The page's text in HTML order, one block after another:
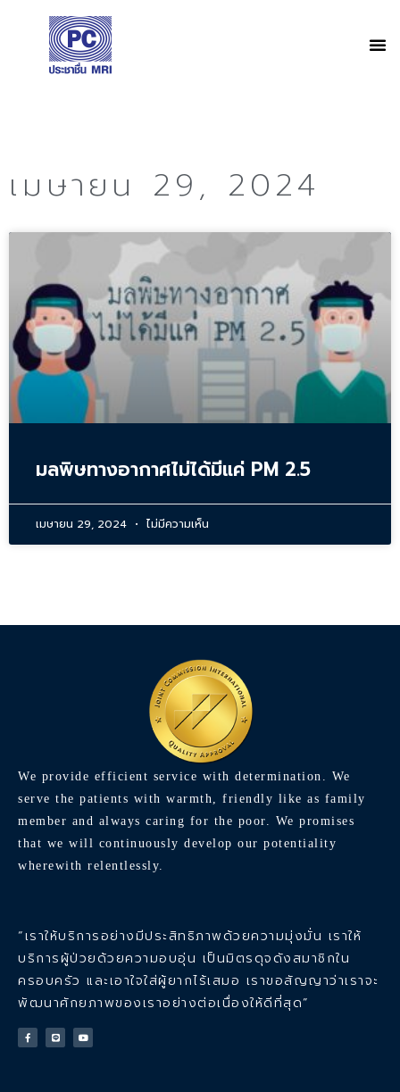
เมษายน 29, 2024
มลพิษทางอากาศไม่ได้มีแค่ PM 2.5
เมษายน 29, 2024 ไม่มีความเห็น
We provide efficient service with determination. We
serve the patients with warmth, friendly like as family
member and always caring for the poor. We promises
that we will continuously develop our potentiality
wherewith relentlessly.
“เราให้บริการอย่างมีประสิทธิภาพด้วยความมุ่งมั่น เราให้
บริการผู้ป่วยด้วยความอบอุ่น เป็นมิตรดุจดังสมาชิกใน
ครอบครัว และเอาใจใส่ผู้ยากไร้เสมอ เราขอสัญญาว่าเราจะ
พัฒนาศักยภาพของเราอย่างต่อเนื่องให้ดีที่สุด”